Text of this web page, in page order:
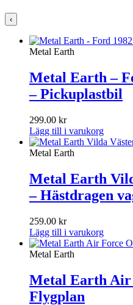
‹
Metal Earth
Metal Earth –
– Pickuplastbil
299.00 kr
Lägg till i varukorg
Metal Earth
Metal Earth
– Hästdragen
259.00 kr
Lägg till i varukorg
Metal Earth
Metal Earth Air
Flygplan